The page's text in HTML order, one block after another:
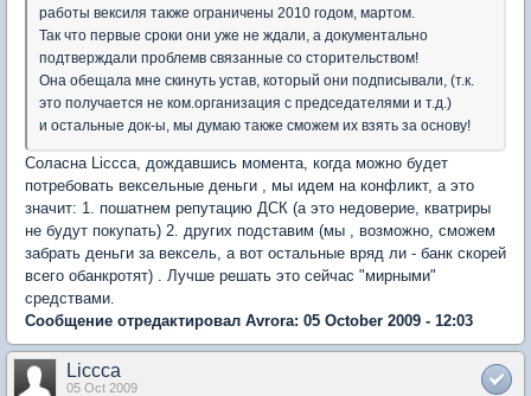
работы вексиля также ограничены 2010 годом, мартом.
Так что первые сроки они уже не ждали, а документально
подтверждали проблемв связанные со сторительством!
Она обещала мне скинуть устав, который они подписывали, (т.к.
это получается не ком.организация с председателями и т.д.)
и остальные док-ы, мы думаю также сможем их взять за основу!
Соласна Liccca, дождавшись момента, когда можно будет
потребовать вексельные деньги , мы идем на конфликт, а это
значит: 1. пошатнем репутацию ДСК (а это недоверие, кватриры
не будут покупать) 2. других подставим (мы , возможно, сможем
забрать деньги за вексель, а вот остальные вряд ли - банк скорей
всего обанкротят) . Лучше решать это сейчас "мирными"
средствами.
Сообщение отредактировал Avrora: 05 October 2009 - 12:03
Liccca
05 Oct 2009